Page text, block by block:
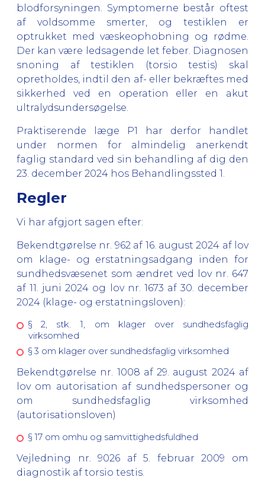
blodforsyningen. Symptomerne består oftest
af voldsomme smerter, og testiklen er
optrukket med væskeophobning og rødme.
Der kan være ledsagende let feber. Diagnosen
snoning af testiklen (torsio testis) skal
opretholdes, indtil den af- eller bekræftes med
sikkerhed ved en operation eller en akut
ultralydsundersøgelse.
Praktiserende læge P1 har derfor handlet
under normen for almindelig anerkendt
faglig standard ved sin behandling af dig den
23. december 2024 hos Behandlingssted 1.
Regler
Vi har afgjort sagen efter:
Bekendtgørelse nr. 962 af 16. august 2024 af lov
om klage- og erstatningsadgang inden for
sundhedsvæsenet som ændret ved lov nr. 647
af 11. juni 2024 og lov nr. 1673 af 30. december
2024 (klage- og erstatningsloven):
§ 2, stk. 1, om klager over sundhedsfaglig
virksomhed
§ 3 om klager over sundhedsfaglig virksomhed
Bekendtgørelse nr. 1008 af 29. august 2024 af
lov om autorisation af sundhedspersoner og
om sundhedsfaglig virksomhed
(autorisationsloven)
§ 17 om omhu og samvittighedsfuldhed
Vejledning nr. 9026 af 5. februar 2009 om
diagnostik af torsio testis.